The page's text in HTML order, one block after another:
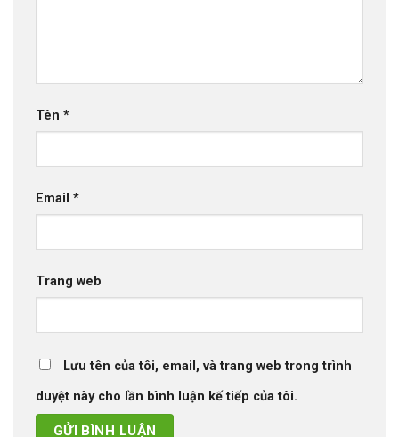
Tên *
Email *
Trang web
Lưu tên của tôi, email, và trang web trong trình
duyệt này cho lần bình luận kế tiếp của tôi.